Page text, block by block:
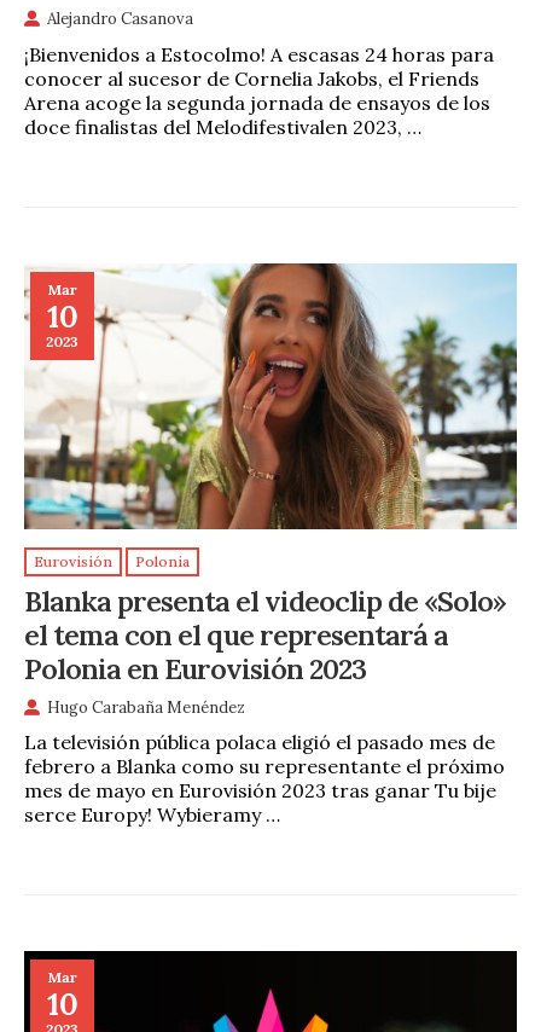
Alejandro Casanova
¡Bienvenidos a Estocolmo! A escasas 24 horas para
conocer al sucesor de Cornelia Jakobs, el Friends
Arena acoge la segunda jornada de ensayos de los
doce finalistas del Melodifestivalen 2023, …
Mar
10
2023
Eurovisión Polonia
Blanka presenta el videoclip de «Solo»
el tema con el que representará a
Polonia en Eurovisión 2023
Hugo Carabaña Menéndez
La televisión pública polaca eligió el pasado mes de
febrero a Blanka como su representante el próximo
mes de mayo en Eurovisión 2023 tras ganar Tu bije
serce Europy! Wybieramy …
Mar
10